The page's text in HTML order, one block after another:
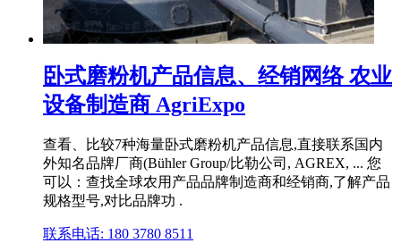
卧式磨粉机产品信息、经销网络 农业
设备制造商 AgriExpo
查看、比较7种海量卧式磨粉机产品信息,直接联系国内
外知名品牌厂商(Bühler Group/比勒公司, AGREX, ... 您
可以：查找全球农用产品品牌制造商和经销商,了解产品
规格型号,对比品牌功 .
联系电话: 180 3780 8511